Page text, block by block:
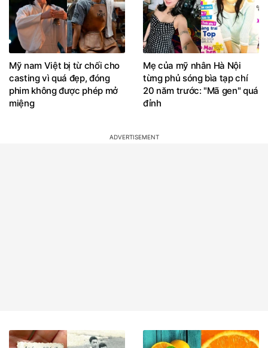
Mỹ nam Việt bị từ chối cho
casting vì quá đẹp, đóng
phim không được phép mở
miệng
Mẹ của mỹ nhân Hà Nội
từng phủ sóng bìa tạp chí
20 năm trước: "Mã gen" quá
đỉnh